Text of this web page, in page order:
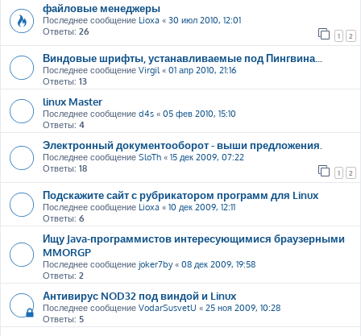
файловые менеджеры
Последнее сообщение Lioxa « 30 июл 2010, 12:01
Ответы: 26 1 2
Виндовые шрифты, устанавливаемые под Пингвина...
Последнее сообщение Virgil« 01 апр 2010, 21:16
Ответы: 13
linux Master
Последнее сообщение d4s « 05 фев 2010, 15:10
Ответы: 4
Электронный документооборот - выши предложения.
Последнее сообщение SloTh « 15 дек 2009, 07:22
Ответы: 18 1 2
Подскажите сайт с рубрикатором программ для Linux
Последнее сообщение Lioxa « 10 дек 2009, 12:11
Ответы: 6
Ищу Java-программистов интересующимися браузерными
MMORGP
Последнее сообщение joker7by« 08 дек 2009, 19:58
Ответы: 2
Антивирус NOD32 под виндой и Linux
Последнее сообщение VodarSusvetU « 25 ноя 2009, 10:28
Ответы: 5